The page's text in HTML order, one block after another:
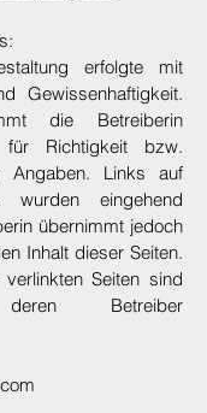
erfolgte mit
Gewissenhaftigkeit.
die Betreiberin
für Richtigkeit bzw.
Angaben. Links auf
wurden eingehend
übernimmt jedoch
Inhalt dieser Seiten.
Seiten sind
deren Betreiber